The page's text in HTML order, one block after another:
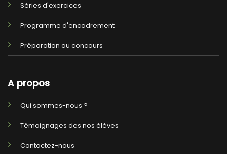
Séries d'exercices
Programme d'encadrement
Préparation au concours
A propos
Qui sommes-nous ?
Témoignages des nos élèves
Contactez-nous